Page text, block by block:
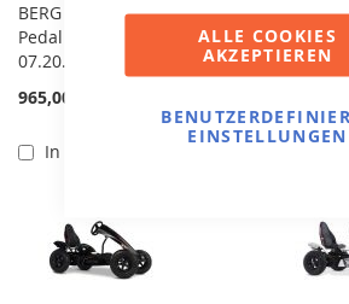
ALLE COOKIES
AKZEPTIEREN
EINSTELLUNGEN
BERG XL X-ITE BFR-3
Pedal Gokart
07.20.17.00
965,00 €
In den Warenkorb
BERG XL
3 Pedal